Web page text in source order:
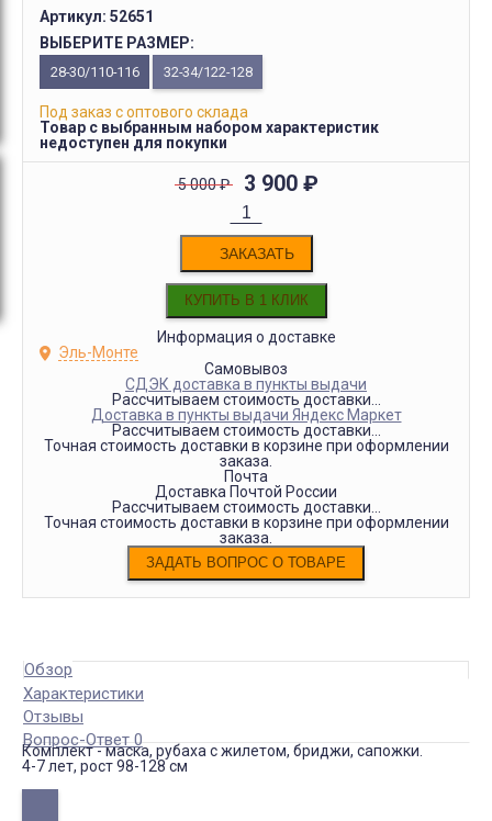
Артикул: 52651
ВЫБЕРИТЕ РАЗМЕР:
28-30/110-116 32-34/122-128
Под заказ с оптового склада
Товар с выбранным набором характеристик
недоступен для покупки
5 000₽ 3 900 ₽
ЗАКАЗАТЬ
Информация о доставке
Эль-Монте
Самовывоз
СДЭК доставка в пункты выдачи
Рассчитываем стоимость доставки...
Доставка в пункты выдачи Яндекс Маркет
Рассчитываем стоимость доставки...
Точная стоимость доставки в корзине при оформлении
заказа.
Почта
Доставка Почтой России
Рассчитываем стоимость доставки...
Точная стоимость доставки в корзине при оформлении
заказа.
Обзор
Характеристики
Отзывы
Вопрос-Ответ 0
Комплект - маска, рубаха с жилетом, бриджи, сапожки.
4-7 лет, рост 98-128 см